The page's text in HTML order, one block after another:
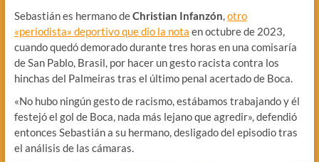
Sebastián es hermano deChristian Infanzón,otro
«periodista» deportivo que dio la nota en octubre de 2023,
cuando quedó demorado durante tres horas en una comisaría
de San Pablo, Brasil, por hacer un gesto racista contra los
hinchas del Palmeiras tras el último penal acertado de Boca.
«No hubo ningún gesto de racismo, estábamos trabajando y él
festejó el gol de Boca, nada más lejano que agredir», defendió
entonces Sebastián a su hermano, desligado del episodio tras
el análisis de las cámaras.